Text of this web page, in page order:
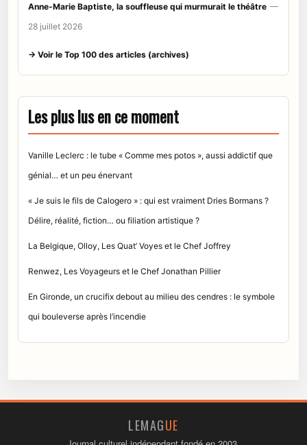
Anne-Marie Baptiste, la souffleuse qui murmurait le théâtre —
28 juillet 2026
→ Voir le Top 100 des articles (archives)
Les plus lus en ce moment
Vanille Leclerc : le tube « Comme mes potos », aussi addictif que
génial… et un peu énervant
« Je suis le fils de Calogero » : qui est vraiment Dries Bormans ?
Délire, réalité, fiction… ou filiation artistique ?
La Belgique, Olloy, Les Quat’ Voyes et le Chef Joffrey
Renwez, Les Voyageurs et le Chef Jonathan Pillier
En Gironde, un crucifix debout au milieu des cendres : le symbole
qui bouleverse après l’incendie
LEMAGUE